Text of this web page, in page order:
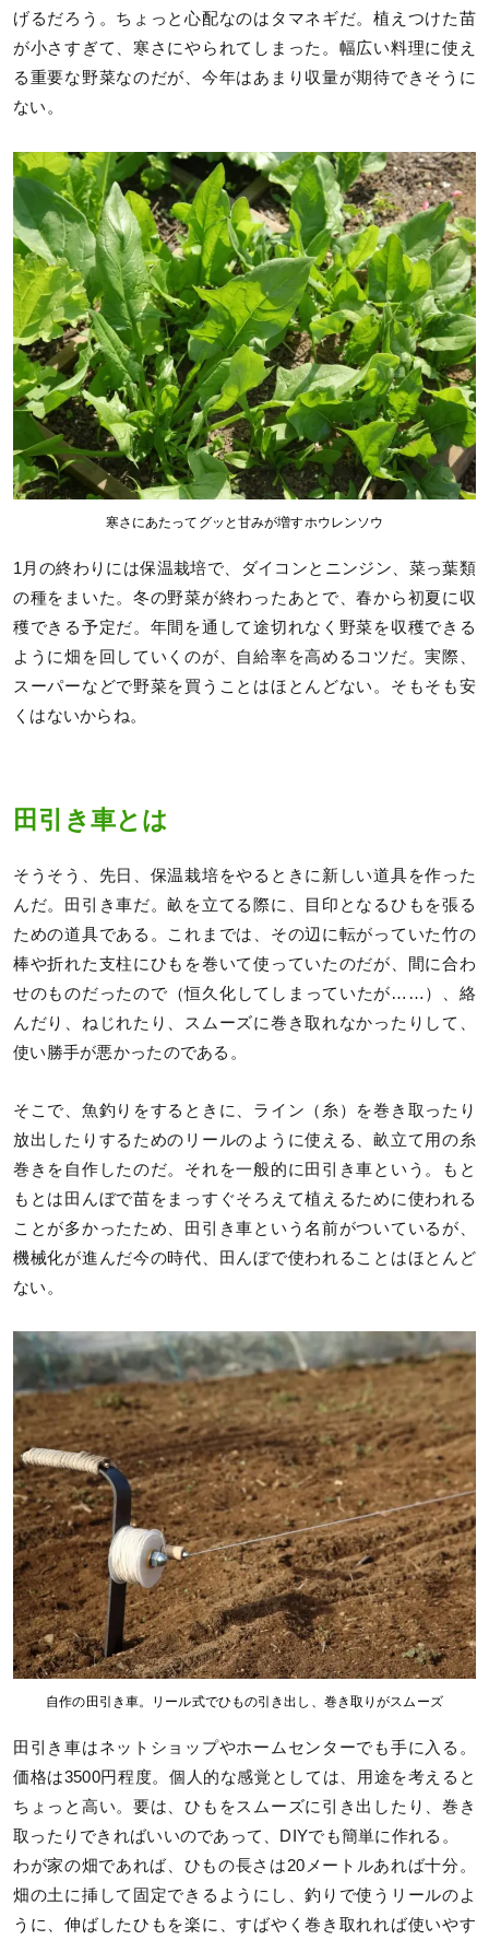
げるだろう。ちょっと心配なのはタマネギだ。植えつけた苗
が小さすぎて、寒さにやられてしまった。幅広い料理に使え
る重要な野菜なのだが、今年はあまり収量が期待できそうに
ない。
寒さにあたってグッと甘みが増すホウレンソウ
1月の終わりには保温栽培で、ダイコンとニンジン、菜っ葉類
の種をまいた。冬の野菜が終わったあとで、春から初夏に収
穫できる予定だ。年間を通して途切れなく野菜を収穫できる
ように畑を回していくのが、自給率を高めるコツだ。実際、
スーパーなどで野菜を買うことはほとんどない。そもそも安
くはないからね。
田引き車とは
そうそう、先日、保温栽培をやるときに新しい道具を作った
んだ。田引き車だ。畝を立てる際に、目印となるひもを張る
ための道具である。これまでは、その辺に転がっていた竹の
棒や折れた支柱にひもを巻いて使っていたのだが、間に合わ
せのものだったので（恒久化してしまっていたが……）、絡
んだり、ねじれたり、スムーズに巻き取れなかったりして、
使い勝手が悪かったのである。
そこで、魚釣りをするときに、ライン（糸）を巻き取ったり
放出したりするためのリールのように使える、畝立て用の糸
巻きを自作したのだ。それを一般的に田引き車という。もと
もとは田んぼで苗をまっすぐそろえて植えるために使われる
ことが多かったため、田引き車という名前がついているが、
機械化が進んだ今の時代、田んぼで使われることはほとんど
ない。
自作の田引き車。リール式でひもの引き出し、巻き取りがスムーズ
田引き車はネットショップやホームセンターでも手に入る。
価格は3500円程度。個人的な感覚としては、用途を考えると
ちょっと高い。要は、ひもをスムーズに引き出したり、巻き
取ったりできればいいのであって、DIYでも簡単に作れる。
わが家の畑であれば、ひもの長さは20メートルあれば十分。
畑の土に挿して固定できるようにし、釣りで使うリールのよ
うに、伸ばしたひもを楽に、すばやく巻き取れれば使いやす